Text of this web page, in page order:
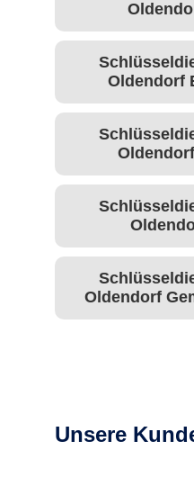
Oldendorf
Oldendorf
Unsere